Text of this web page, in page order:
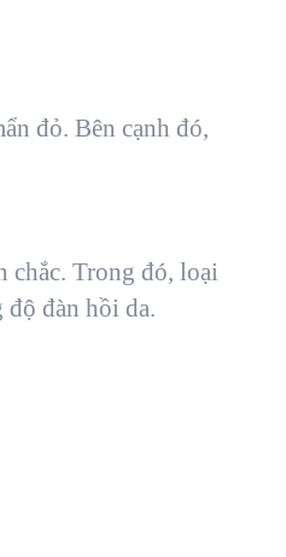
đỏ. Bên cạnh đó,
chắc. Trong đó, loại
đàn hồi da.